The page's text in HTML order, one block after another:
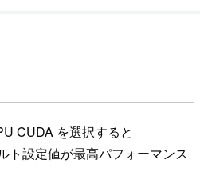
CUDA を選択すると
ト設定値が最高パフォーマンス